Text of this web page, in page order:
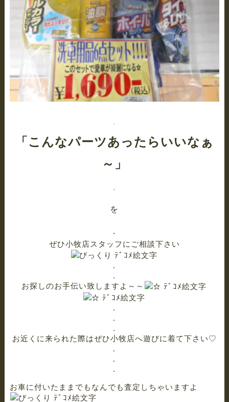
.
「こんなパーツあったらいいなぁ
～」
.
を
.
ぜひ小牧店スタッフにご相談下さい
.
.
お探しのお手伝い致しますよ～～
.
.
.
お近くに来られた際はぜひ小牧店へ遊びに着て下さい♡
.
.
.
お車に付いたままでもなんでも査定しちゃいますよ